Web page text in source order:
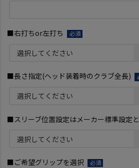
■右打ちor左打ち
須)
■長さ指定(ヘッド装着時のクラブ全長)
■スリーブ位置設定はメーカー標準設定
■ご希望グリップを選択